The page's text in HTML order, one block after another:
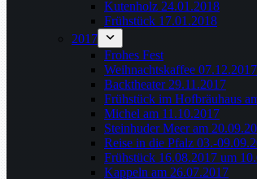
Kutenholz 24.01.2018
Frühstück 17.01.2018
2017
Frohes Fest
Weihnachtskaffee 07.12.2017
Backtheater 29.11.2017
Frühstück im Hofbräuhaus
Michel am 11.10.2017
Steinhuder Meer am
Reise in die Pfalz 03.-
Frühstück 16.08.2017 um
Kappeln am 26.07.2017